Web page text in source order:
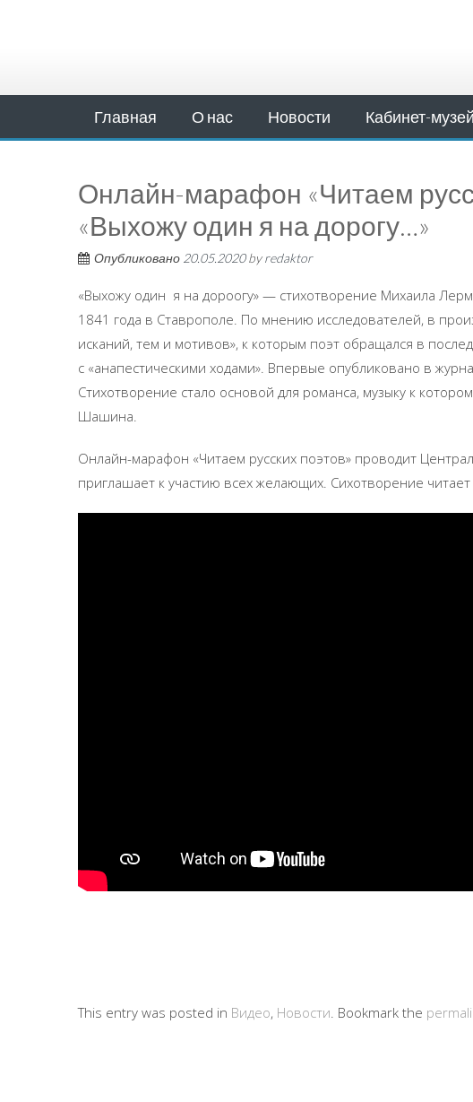
Главная О нас Новости Кабинет-
Онлайн-марафон «Читаем
«Выхожу один я на дорогу…»
Опубликовано 20.05.2020byredaktor
«Выхожу один я на дороогу» — стихотворение Михаила
1841 года в Ставрополе. По мнению исследователей, в
исканий, тем и мотивов», к которым поэт обращался в
с «анапестическими ходами». Впервые опубликовано в
Стихотворение стало основой для романса, музыку к
Шашина.
Онлайн-марафон «Читаем русских поэтов» проводит
приглашает к участию всех желающих. Сихотворение читает
This entry was posted in Видео, Новости. Bookmark the